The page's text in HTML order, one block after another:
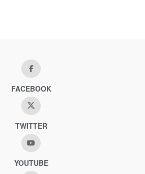
FACEBOOK
TWITTER
YOUTUBE